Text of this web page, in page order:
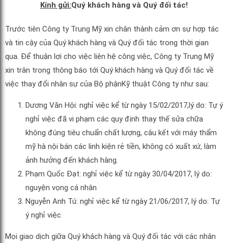
Kính gửi:Quý khách hàng và Quý đối tác!
Trước tiên Công ty Trung Mỹ xin chân thành cảm ơn sự hợp tác
và tin cậy của Quý khách hàng và Quý đối tác trong thời gian
qua. Để thuận lợi cho việc liên hệ công việc, Công ty Trung Mỹ
xin trân trọng thông báo tới Quý khách hàng và Quý đối tác về
việc thay đổi nhân sự của Bộ phậnKỹ thuật Công ty như sau:
Dương Văn Hội: nghỉ việc kể từ ngày 15/02/2017,lý do: Tự ý
nghỉ việc đã vi phạm các quy định thay thế sửa chữa
không đúng tiêu chuẩn chất lượng, câu kết với máy thẩm
mỹ hà nội bán các linh kiện rẻ tiền, không có xuất xứ, làm
ảnh hưởng đến khách hàng.
Phạm Quốc Đạt: nghỉ việc kể từ ngày 30/04/2017, lý do:
nguyện vọng cá nhân
Nguyễn Anh Tú: nghỉ việc kể từ ngày 21/06/2017, lý do: Tự
ý nghỉ việc
Mọi giao dịch giữa Quý khách hàng và Quý đối tác với các nhân